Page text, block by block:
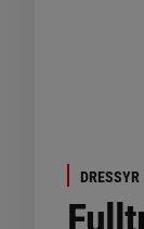
DRESSYR